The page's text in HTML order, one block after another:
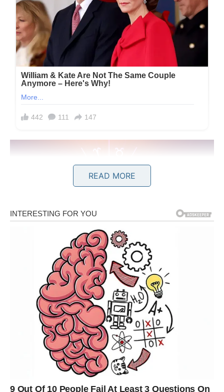
BLIZANAC – RAVNODUŠNOST
KAO NAČIN DA SAČUVA MIR
Blizanci su poznati po svojoj komunikativnosti, znatiželji i
želji da uvijek budu u centru zbivanja. Međutim, u
posljednje vrijeme mnogo toga se promijenilo. Umor od
tuđih problema, razočaranja u pojedine ljude i osjećaj da
su previše energije ulagali u one koji to nisu znali cijeniti
učinili su da Blizanac promijeni svoj pogled na svijet.
READ MORE